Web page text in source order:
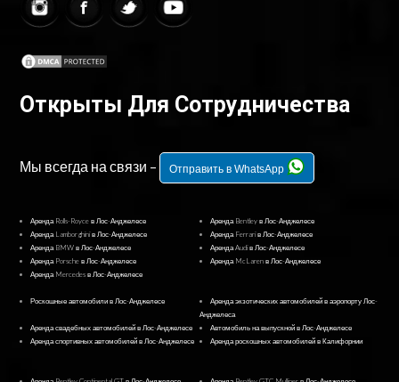
Открыты Для Сотрудничества
Мы всегда на связи – Отправить в WhatsApp
Аренда Rolls-Royce в Лос-Анджелесе
Аренда Bentley в Лос-Анджелесе
Аренда Lamborghini в Лос-Анджелесе
Аренда Ferrari в Лос-Анджелесе
Аренда BMW в Лос-Анджелесе
Аренда Audi в Лос-Анджелесе
Аренда Porsche в Лос-Анджелесе
Аренда McLaren в Лос-Анджелесе
Аренда Mercedes в Лос-Анджелесе
Роскошные автомобили в Лос-Анджелесе
Аренда экзотических автомобилей в аэропорту Лос-
Анджелеса
Аренда свадебных автомобилей в Лос-Анджелесе
Автомобиль на выпускной в Лос-Анджелесе
Аренда спортивных автомобилей в Лос-Анджелесе
Аренда роскошных автомобилей в Калифорнии